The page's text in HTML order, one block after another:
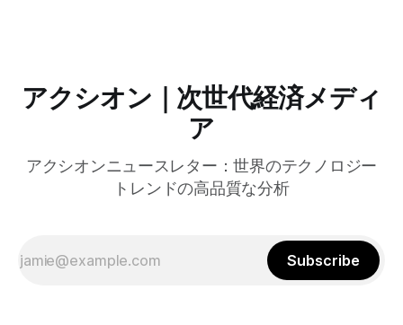
アクシオン｜次世代経済メディ
ア
アクシオンニュースレター：世界のテクノロジー
トレンドの高品質な分析
Subscribe